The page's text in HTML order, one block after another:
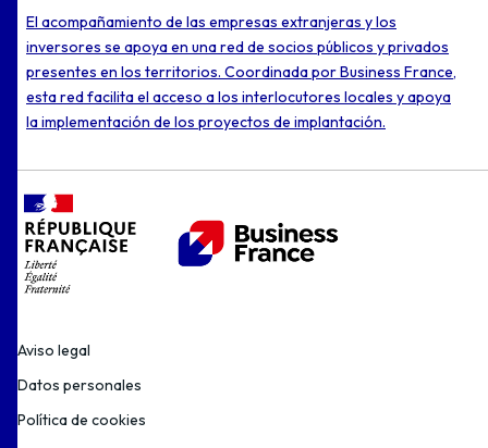
El acompañamiento de las empresas extranjeras y los
inversores se apoya en una red de socios públicos y privados
presentes en los territorios. Coordinada por Business France,
esta red facilita el acceso a los interlocutores locales y apoya
la implementación de los proyectos de implantación.
Aviso legal
Datos personales
Política de cookies